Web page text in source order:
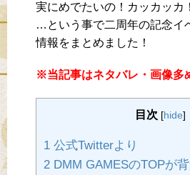
実にめでたいの！カッカッカ
…という事で二周年の記念イ
情報をまとめました！
※当記事はネタバレ・画像多
目次 [hide]
1 公式Twitterより
2 DMM GAMESのTOPが